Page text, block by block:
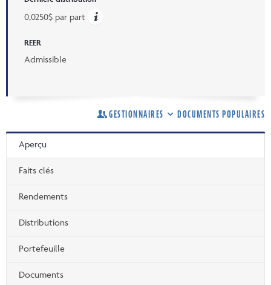
0,0250$ par part
REER
Admissible
GESTIONNAIRES DOCUMENTS POPULAIRES
Aperçu
Faits clés
Rendements
Distributions
Portefeuille
Documents